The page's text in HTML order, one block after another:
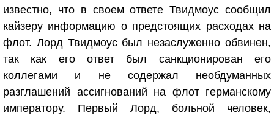
известно, что в своем ответе Твидмоус сообщил
кайзеру информацию о предстоящих расходах на
флот. Лорд Твидмоус был незаслуженно обвинен,
так как его ответ был санкционирован его
коллегами и не содержал необдуманных
разглашений ассигнований на флот германскому
императору. Первый Лорд, больной человек,